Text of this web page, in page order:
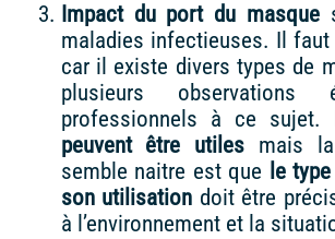
Impact du port du masque
maladies infectieuses. Il
car il existe divers types de
plusieurs observations
professionnels à ce sujet.
peuvent être utiles mais
semble naitre est que le
son utilisation doit être
à l’environnement et la